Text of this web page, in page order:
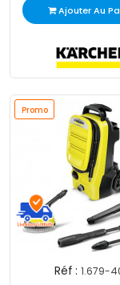
Ajouter Au
Promo
Réf : 1.679-